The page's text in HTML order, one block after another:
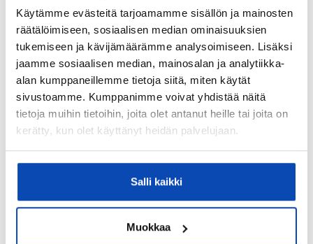
Käytämme evästeitä tarjoamamme sisällön ja mainosten
räätälöimiseen, sosiaalisen median ominaisuuksien
tukemiseen ja kävijämäärämme analysoimiseen. Lisäksi
jaamme sosiaalisen median, mainosalan ja analytiikka-
alan kumppaneillemme tietoja siitä, miten käytät
sivustoamme. Kumppanimme voivat yhdistää näitä
tietoja muihin tietoihin, joita olet antanut heille tai joita on
kerätty, kun olet käyttänyt heidän palvelujaan.
Salli kaikki
Muokkaa